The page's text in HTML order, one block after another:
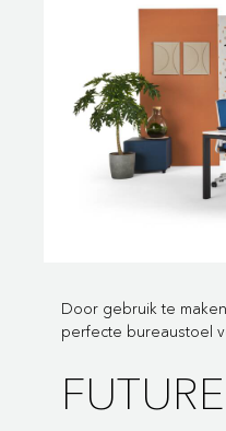
Door gebruik te
perfecte bureaustoel